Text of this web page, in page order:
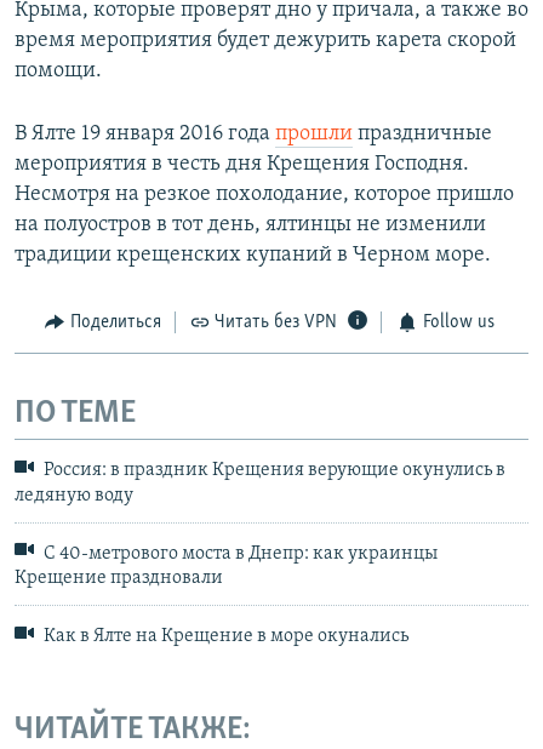
Крыма, которые проверят дно у причала, а также во
время мероприятия будет дежурить карета скорой
помощи.
В Ялте 19 января 2016 года прошли праздничные
мероприятия в честь дня Крещения Господня.
Несмотря на резкое похолодание, которое пришло
на полуостров в тот день, ялтинцы не изменили
традиции крещенских купаний в Черном море.
Поделиться Читать без VPN Follow us
ПО ТЕМЕ
Россия: в праздник Крещения верующие окунулись в
ледяную воду
С 40-метрового моста в Днепр: как украинцы
Крещение праздновали
Как в Ялте на Крещение в море окунались
ЧИТАЙТЕ ТАКЖЕ: